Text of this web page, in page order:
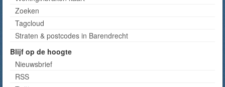
Zoeken
Tagcloud
Straten & postcodes in Barendrecht
Blijf op de hoogte
Nieuwsbrief
RSS